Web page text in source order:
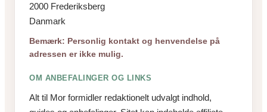
2000 Frederiksberg
Danmark
Bemærk: Personlig kontakt og henvendelse på
adressen er ikke mulig.
OM ANBEFALINGER OG LINKS
Alt til Mor formidler redaktionelt udvalgt indhold,